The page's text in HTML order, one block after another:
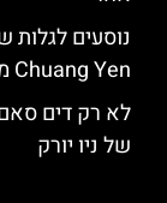
נוסעים לגלות
Chuang Yen מניו יורק
לא רק דים
של ניו יורק